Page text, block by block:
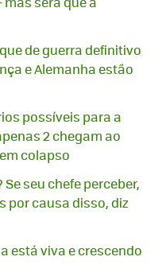
de guerra definitivo
e Alemanha estão
possíveis para a
2 chegam ao
colapso
seu chefe perceber,
por causa disso, diz
está viva e crescendo